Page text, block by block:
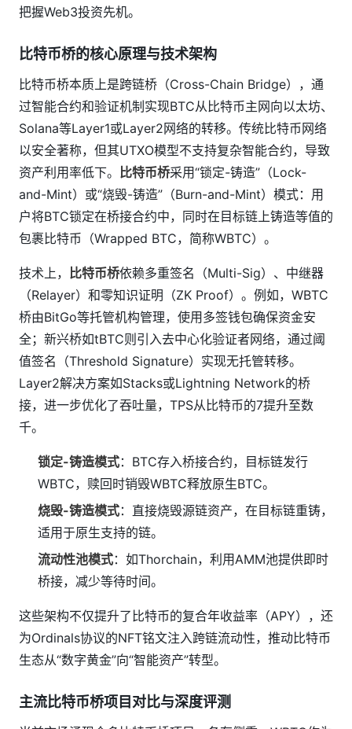
把握Web3投资先机。
比特币桥的核心原理与技术架构
比特币桥本质上是跨链桥（Cross-Chain Bridge），通
过智能合约和验证机制实现BTC从比特币主网向以太坊、
Solana等Layer1或Layer2网络的转移。传统比特币网络
以安全著称，但其UTXO模型不支持复杂智能合约，导致
资产利用率低下。 比特币桥采用“锁定-铸造”（Lock-
and-Mint）或“烧毁-铸造”（Burn-and-Mint）模式：用
户将BTC锁定在桥接合约中，同时在目标链上铸造等值的
包裹比特币（Wrapped BTC，简称WBTC）。
技术上， 比特币桥依赖多重签名（Multi-Sig）、中继器
（Relayer）和零知识证明（ZK Proof）。例如，WBTC
桥由BitGo等托管机构管理，使用多签钱包确保资金安
全；新兴桥如tBTC则引入去中心化验证者网络，通过阈
值签名（Threshold Signature）实现无托管转移。
Layer2解决方案如Stacks或Lightning Network的桥
接，进一步优化了吞吐量，TPS从比特币的7提升至数
千。
锁定-铸造模式：BTC存入桥接合约，目标链发行
WBTC，赎回时销毁WBTC释放原生BTC。
烧毁-铸造模式：直接烧毁源链资产，在目标链重铸，
适用于原生支持的链。
流动性池模式：如Thorchain，利用AMM池提供即时
桥接，减少等待时间。
这些架构不仅提升了比特币的复合年收益率（APY），还
为Ordinals协议的NFT铭文注入跨链流动性，推动比特币
生态从“数字黄金”向“智能资产”转型。
主流比特币桥项目对比与深度评测